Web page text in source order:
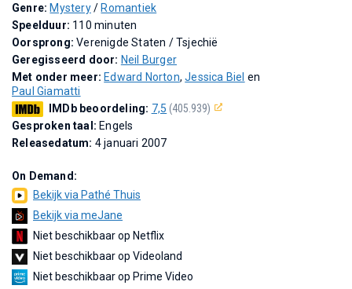
Genre: Mystery/ Romantiek
Speelduur: 110 minuten
Oorsprong:Verenigde Staten / Tsjechië
Geregisseerd door: Neil Burger
Met onder meer: Edward Norton,Jessica Biel en
Paul Giamatti
IMDb beoordeling: 7,5 (405.939)
Gesproken taal: Engels
Releasedatum: 4 januari 2007
On Demand:
Bekijk via Pathé Thuis
Bekijk via meJane
Niet beschikbaar op Netflix
Niet beschikbaar op Videoland
Niet beschikbaar op Prime Video